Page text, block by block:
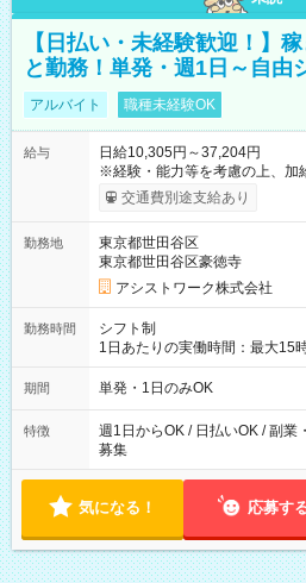
【日払い・未経験歓迎！】
と勤務！単発・週1日～自由
アルバイト 職種未経験OK
給与
日給10,305円～37,204円
※経験・能力等を考慮の上、加給・優
間】試用期間なし
交通費別途支給あり
勤務地
東京都世田谷区
東京都世田谷区豪徳寺
アシストワーク株式会社
勤務時間
シフト制
1日あたりの実働時間：最大15
勤務 勤務：月・水・金 休み：火・木・土・
可能です！ ※1日あたりの最大実働時間は日勤、夜勤共に勤務し
期間 単発・1日のみOK
特徴
週1日からOK / 日払いOK / 副業
募集
気になる！ 応募す